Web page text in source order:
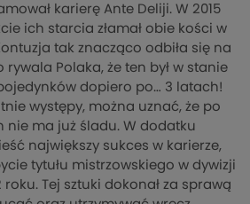
karierę Ante Deliji. W 2015
ich starcia złamał obie kości w
tak znacząco odbiła się na
Polaka, że ten był w stanie
dopiero po… 3 latach!
występy, można uznać, że po
nie ma już śladu. W dodatku
największy sukces w karierze,
tytułu mistrzowskiego w dywizji
roku. Tej sztuki dokonał za sprawą